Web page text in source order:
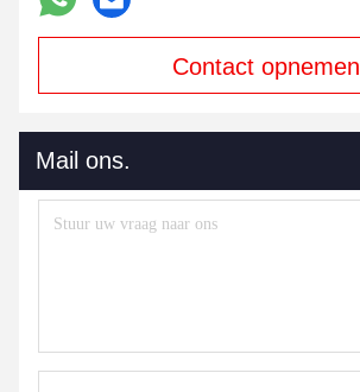
Contact opnemen
Mail ons.